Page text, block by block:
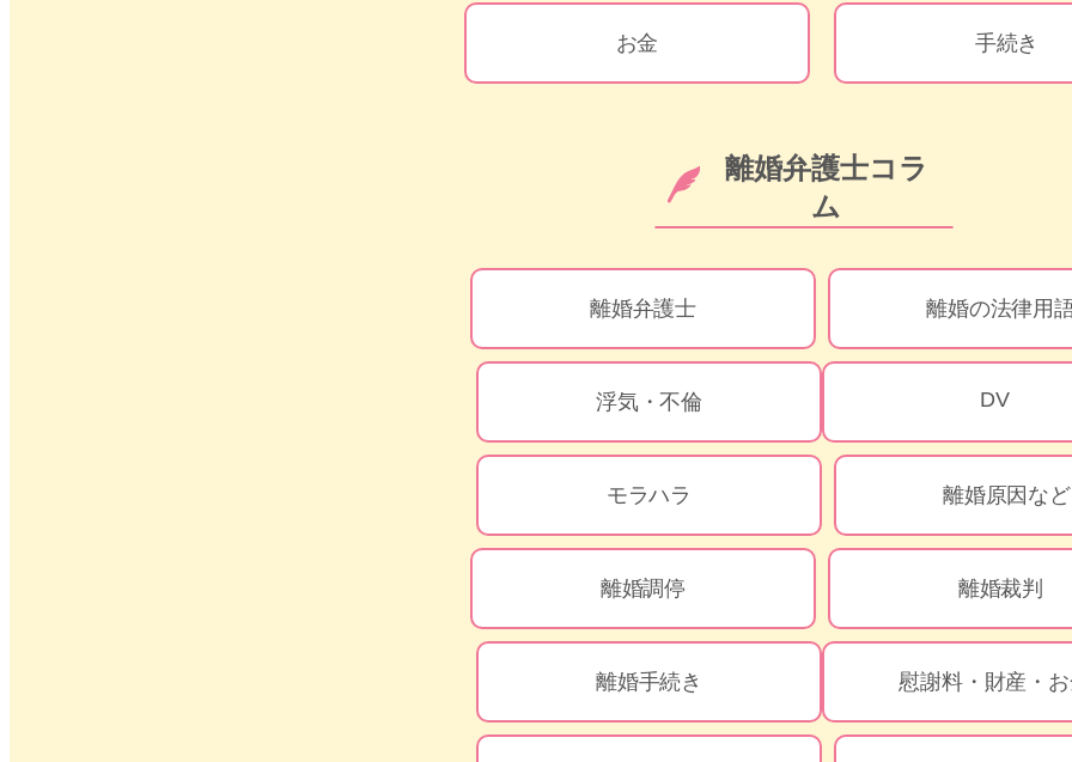
お金 手続き
離婚弁護士コラ
ム
離婚弁護士 離婚の法律用
浮気・不倫 DV
モラハラ 離婚原因など
離婚調停 離婚裁判
離婚手続き 慰謝料・財産・